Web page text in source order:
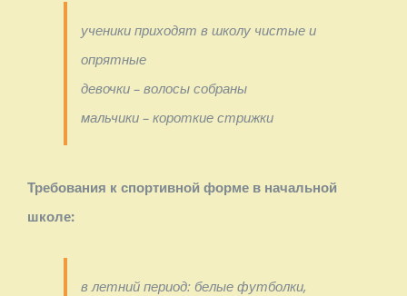
ученики приходят в школу чистые и
опрятные
девочки – волосы собраны
мальчики – короткие стрижки
Требования к спортивной форме в начальной
школе:
в летний период: белые футболки,